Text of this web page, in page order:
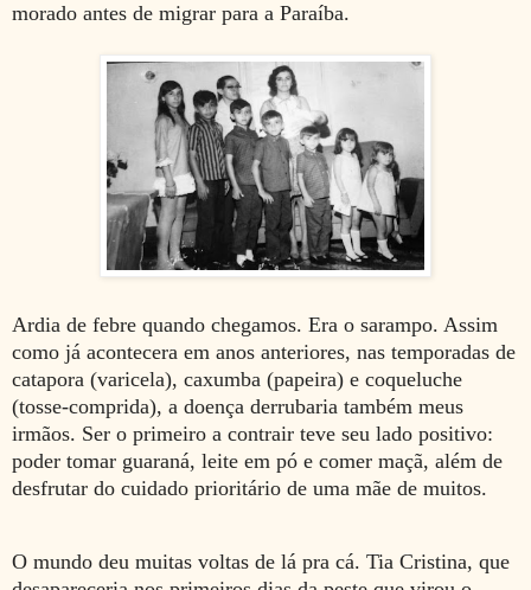
morado antes de migrar para a Paraíba.
Ardia de febre quando chegamos. Era o sarampo. Assim
como já acontecera em anos anteriores, nas temporadas de
catapora (varicela), caxumba (papeira) e coqueluche
(tosse-comprida), a doença derrubaria também meus
irmãos. Ser o primeiro a contrair teve seu lado positivo:
poder tomar guaraná, leite em pó e comer maçã, além de
desfrutar do cuidado prioritário de uma mãe de muitos.
O mundo deu muitas voltas de lá pra cá. Tia Cristina, que